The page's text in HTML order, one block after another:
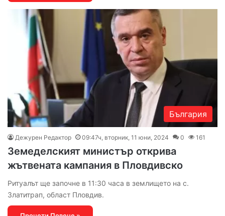
България
Дежурен Редактор 09:47ч, вторник, 11 юни, 2024 0 161
Земеделският министър открива
жътвената кампания в Пловдивско
Ритуалът ще започне в 11:30 часа в землището на с.
Златитрап, област Пловдив.